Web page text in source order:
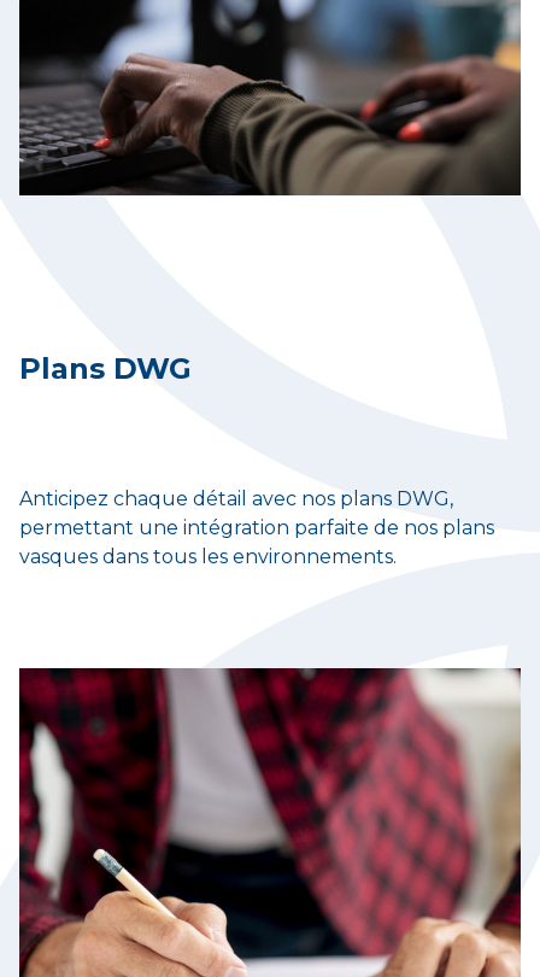
Plans DWG
Anticipez chaque détail avec nos plans DWG,
permettant une intégration parfaite de nos plans
vasques dans tous les environnements.